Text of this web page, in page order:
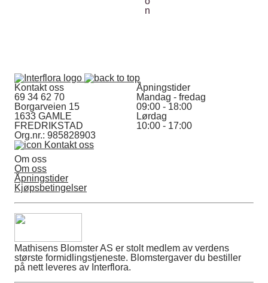
Kontakt oss
69 34 62 70
Borgarveien 15
1633 GAMLE
FREDRIKSTAD
Org.nr.: 985828903
Kontakt oss
Åpningstider
Mandag - fredag
09:00 - 18:00
Lørdag
10:00 - 17:00
Om oss
Om oss
Åpningstider
Kjøpsbetingelser
Mathisens Blomster AS er stolt medlem av verdens
største formidlingstjeneste. Blomstergaver du bestiller
på nett leveres av Interflora.